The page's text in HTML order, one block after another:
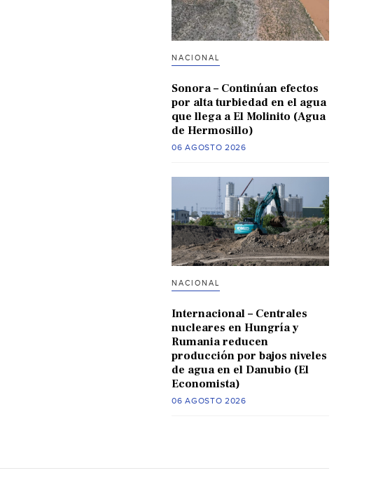
NACIONAL
Sonora – Continúan efectos
por alta turbiedad en el agua
que llega a El Molinito (Agua
de Hermosillo)
06 AGOSTO 2026
NACIONAL
Internacional – Centrales
nucleares en Hungría y
Rumania reducen
producción por bajos niveles
de agua en el Danubio (El
Economista)
06 AGOSTO 2026